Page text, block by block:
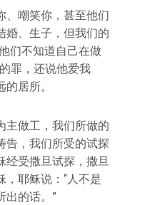
、嘲笑你，甚至他们
婚、生子，但我们的
们不知道自己在做
罪，还说他爱我
居所。
主做工，我们所做的
告，我们所受的试探
经受撒旦试探，撒旦
，耶稣说：“人不是
出的话。”